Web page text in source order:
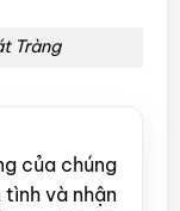
Tràng
của chúng
và nhận